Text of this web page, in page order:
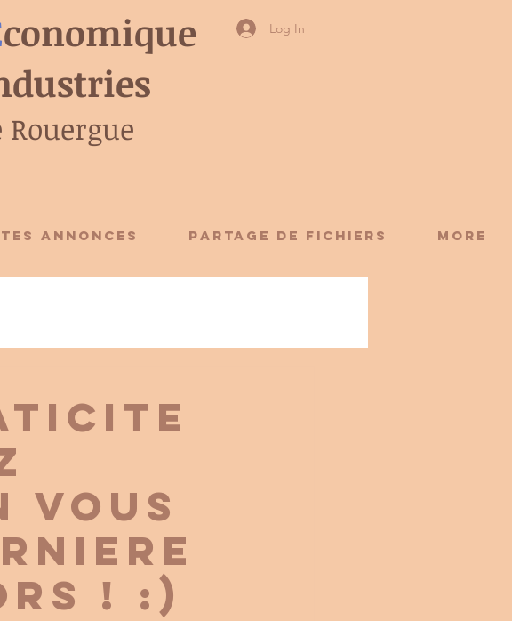
Log In
conomique
ANNONCES Partage de fichiers More
VOUS
! :)